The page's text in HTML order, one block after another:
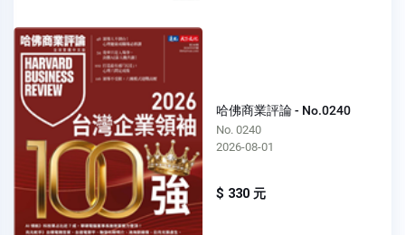
哈佛商業評論 - No.0240
No. 0240
2026-08-01
$ 330 元